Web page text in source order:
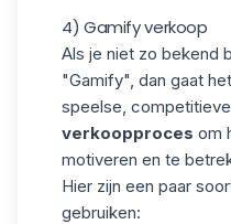
4) Gamify verkoop
Als je niet zo bekend
"Gamify", dan gaat
speelse,
verkoopproces om
motiveren en te
Hier zijn een paar
gebruiken: